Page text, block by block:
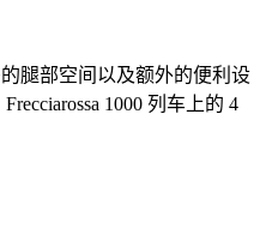
腿部空间以及额外的便利设
1000 列车上的 4